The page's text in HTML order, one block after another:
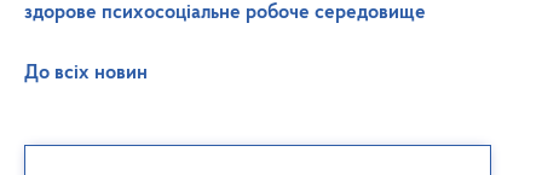
здорове психосоціальне робоче середовище
До всіх новин